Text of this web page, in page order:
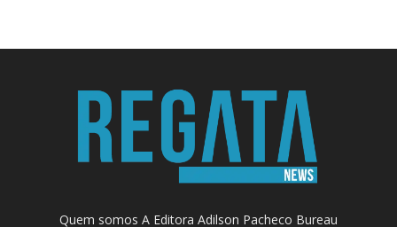
Quem somos A Editora Adilson Pacheco Bureau